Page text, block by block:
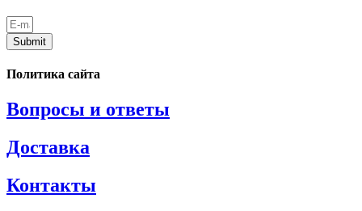
Submit
Политика сайта
Вопросы и ответы
Доставка
Контакты